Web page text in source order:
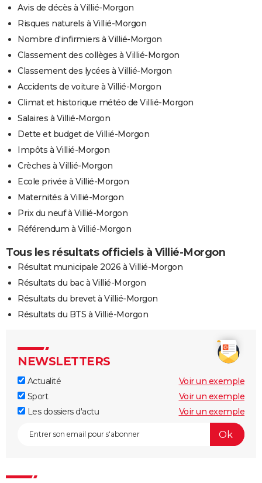
Avis de décès à Villié-Morgon
Risques naturels à Villié-Morgon
Nombre d'infirmiers à Villié-Morgon
Classement des collèges à Villié-Morgon
Classement des lycées à Villié-Morgon
Accidents de voiture à Villié-Morgon
Climat et historique météo de Villié-Morgon
Salaires à Villié-Morgon
Dette et budget de Villié-Morgon
Impôts à Villié-Morgon
Crèches à Villié-Morgon
Ecole privée à Villié-Morgon
Maternités à Villié-Morgon
Prix du neuf à Villié-Morgon
Référendum à Villié-Morgon
Tous les résultats officiels à Villié-Morgon
Résultat municipale 2026 à Villié-Morgon
Résultats du bac à Villié-Morgon
Résultats du brevet à Villié-Morgon
Résultats du BTS à Villié-Morgon
NEWSLETTERS
Actualité
Voir un exemple
Sport
Voir un exemple
Les dossiers d'actu
Voir un exemple